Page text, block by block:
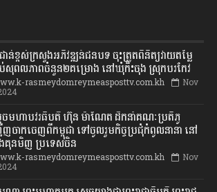
ជាន់ខ្ពស់ក្រសួងអភិវឌ្ឍន៍ជនបទ ចុះត្រួតពិនិត្យវាយតម្លៃ
សុពលភាពចំនួន២គម្រោង នៅឃុំកិះចុង ស្រុកបរកែវ
rasmeydomreymeasposttv.com.kh Nov
ចមហាបវរធិបតី ហ៊ុន ម៉ាណែត ដឹកនាំគណៈប្រតិភូ
ញចាកចេញពីកម្ពុជា ទៅចូលរួមកិច្ចប្រជុំកំពូលនានា នៅ
គុនមិញ ប្រទេសចិន
rasmeydomreymeasposttv.com.kh Nov